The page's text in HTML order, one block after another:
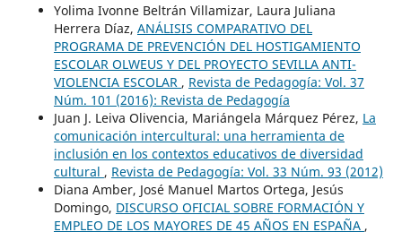
Yolima Ivonne Beltrán Villamizar, Laura Juliana
Herrera Díaz, ANÁLISIS COMPARATIVO DEL
PROGRAMA DE PREVENCIÓN DEL HOSTIGAMIENTO
ESCOLAR OLWEUS Y DEL PROYECTO SEVILLA ANTI-
VIOLENCIA ESCOLAR , Revista de Pedagogía: Vol. 37
Núm. 101 (2016): Revista de Pedagogía
Juan J. Leiva Olivencia, Mariángela Márquez Pérez, La
comunicación intercultural: una herramienta de
inclusión en los contextos educativos de diversidad
cultural , Revista de Pedagogía: Vol. 33 Núm. 93 (2012)
Diana Amber, José Manuel Martos Ortega, Jesús
Domingo, DISCURSO OFICIAL SOBRE FORMACIÓN Y
EMPLEO DE LOS MAYORES DE 45 AÑOS EN ESPAÑA ,